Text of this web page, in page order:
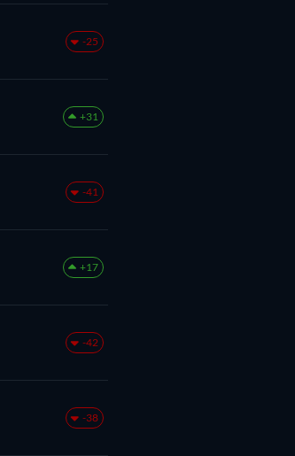
-25
+31
-41
+17
-42
-38